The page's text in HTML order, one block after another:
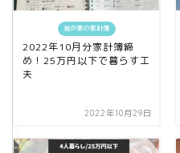
我が家の家計簿
2022年10月分家計簿締
め！25万円以下で暮らす工
夫
2022年10月29日